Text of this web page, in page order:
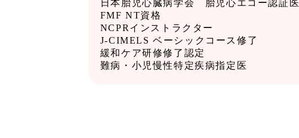
日本胎児心臓病学会 胎児心エコー認証医
FMF NT資格
NCPRインストラクター
J-CIMELS ベーシックコース修了
緩和ケア研修修了認定
難病・小児慢性特定疾病指定医